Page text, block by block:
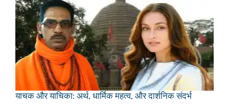
याचक और याचिका: अर्थ, धार्मिक महत्व, और दार्शनिक संदर्भ